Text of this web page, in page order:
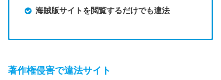
海賊版サイトを閲覧するだけでも違法
著作権侵害で違法サイト